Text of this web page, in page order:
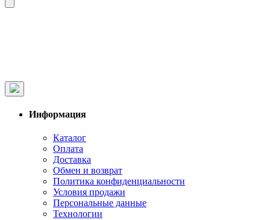
Информация
Каталог
Оплата
Доставка
Обмен и возврат
Политика конфиденциальности
Условия продажи
Персональные данные
Технологии